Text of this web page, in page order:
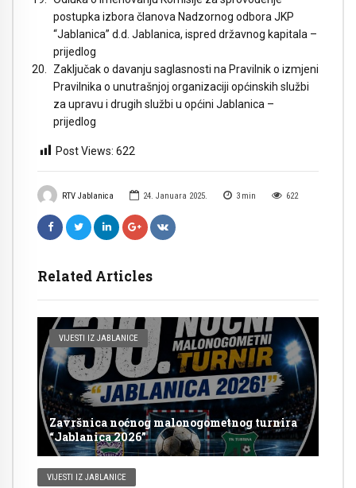
RTV Jablanica 24. Januara 2025. 3 min 622
Related Articles
VIJESTI IZ JABLANICE
Završnica noćnog malonogometnog turnira
“Jablanica 2026”
VIJESTI IZ JABLANICE
postupka izbora članova Nadzornog odbora JKP
“Jablanica” d.d. Jablanica, ispred državnog kapitala –
prijedlog
Zaključak o davanju saglasnosti na Pravilnik o izmjeni
Pravilnika o unutrašnjoj organizaciji općinskih službi
za upravu i drugih službi u općini Jablanica –
prijedlog
Post Views: 622